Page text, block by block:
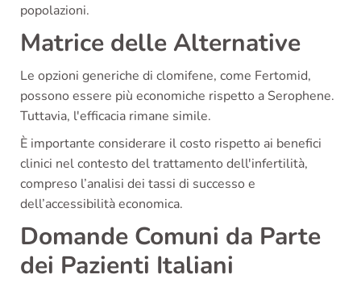
popolazioni.
Matrice delle Alternative
Le opzioni generiche di clomifene, come Fertomid,
possono essere più economiche rispetto a Serophene.
Tuttavia, l'efficacia rimane simile.
È importante considerare il costo rispetto ai benefici
clinici nel contesto del trattamento dell'infertilità,
compreso l’analisi dei tassi di successo e
dell’accessibilità economica.
Domande Comuni da Parte
dei Pazienti Italiani